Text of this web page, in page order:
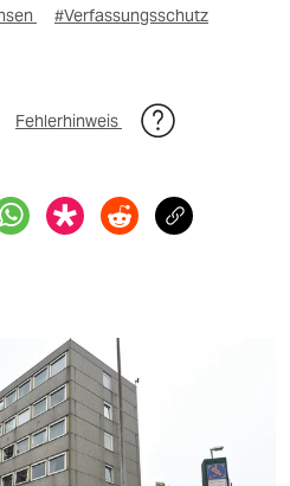
#Verfassungsschutz
Fehlerhinweis